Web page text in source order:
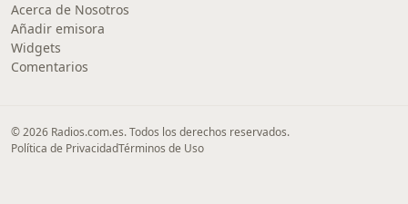
Acerca de Nosotros
Añadir emisora
Widgets
Comentarios
© 2026 Radios.com.es. Todos los derechos reservados.
Política de PrivacidadTérminos de Uso